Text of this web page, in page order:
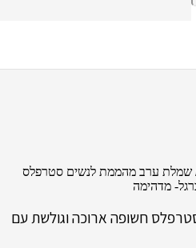
שמלת ערב מהממת לנשים סטרפלס
מדהימה
חשופה ארוכה וגולשת עם